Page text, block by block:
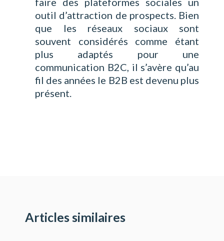
outil d’attraction de prospects. Bien
que les réseaux sociaux sont
souvent considérés comme étant
plus adaptés pour une
communication B2C, il s’avère qu’au
fil des années le B2B est devenu plus
présent.
Articles similaires